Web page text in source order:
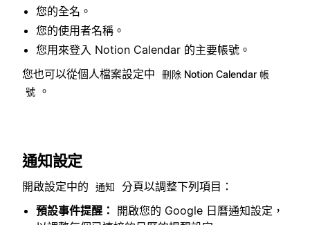
您的全名。
您的使用者名稱。
您用來登入 Notion Calendar 的主要帳號。
您也可以從個人檔案設定中
刪除 Notion Calendar 帳
號 。
通知設定
開啟設定中的 通知
分頁以調整下列項目：
預設事件提醒： 開啟您的 Google 日曆通知設定，